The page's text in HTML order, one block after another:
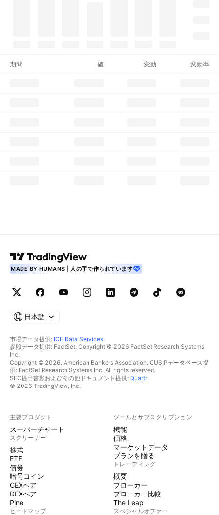
期間 値 変動 変動率
MADE BY HUMANS | 人の手で作られています
日本語
市場データ提供: ICE Data Services.
参照データ提供: FactSet. Copyright © 2026 FactSet Research Systems
Inc.
Copyright © 2026, American Bankers Association. CUSIPデータベース提
供: FactSet Research Systems Inc. All rights reserved.
SEC提出書類およびその他ドキュメント提供: Quartr.
© 2026 TradingView, Inc.
主要プロダクト
スーパーチャート
スクリーナー
株式
ETF
債券
暗号コイン
CEXペア
DEXペア
Pine
ヒートマップ
ツールとサブスクリプション
機能
価格
マーケットデータ
プランを贈る
トレーディング
概要
ブローカー
ブローカー比較
The Leap
スペシャルオファー